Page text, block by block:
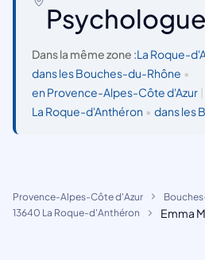
Dans la même zone :La Roque-
dans les Bouches-du-Rhône •
en Provence-Alpes-Côte d'Azur
La Roque-d'Anthéron • dans les
Provence-Alpes-Côte d'Azur
13640 La Roque-d'Anthéron
Emma